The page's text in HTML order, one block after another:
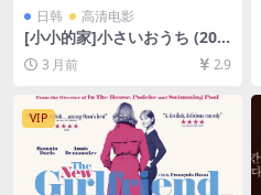
日韩 高清电影
[小小的家]小さいおうち (201
4)[百度网盘+夸克网盘1080P
超清未删减资源][网盘在线播
放/下载][MP4/8.7GB][中文字
幕]
3 月前 2.9
VIP